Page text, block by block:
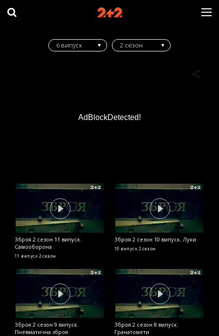
AdBlockDetected!
6 випуск 2 сезон
Зброя 2 сезон 11 випуск.
Самооборона
11 випуск 2 сезон
Зброя 2 сезон 10 випуск. Луки
10 випуск 2 сезон
Зброя 2 сезон 9 випуск.
Пневматична зброя
Зброя 2 сезон 8 випуск.
Гранатомети